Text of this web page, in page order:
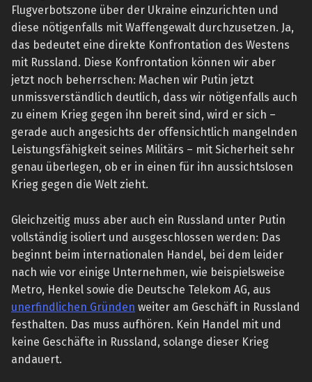
Flugverbotszone über der Ukraine einzurichten und
diese nötigenfalls mit Waffengewalt durchzusetzen. Ja,
das bedeutet eine direkte Konfrontation des Westens
mit Russland. Diese Konfrontation können wir aber
jetzt noch beherrschen: Machen wir Putin jetzt
unmissverständlich deutlich, dass wir nötigenfalls auch
zu einem Krieg gegen ihn bereit sind, wird er sich –
gerade auch angesichts der offensichtlich mangelnden
Leistungsfähigkeit seines Militärs – mit Sicherheit sehr
genau überlegen, ob er in einen für ihn aussichtslosen
Krieg gegen die Welt zieht.
Gleichzeitig muss aber auch ein Russland unter Putin
vollständig isoliert und ausgeschlossen werden: Das
beginnt beim internationalen Handel, bei dem leider
nach wie vor einige Unternehmen, wie beispielsweise
Metro, Henkel sowie die Deutsche Telekom AG, aus
unerfindlichen Gründen weiter am Geschäft in Russland
festhalten. Das muss aufhören. Kein Handel mit und
keine Geschäfte in Russland, solange dieser Krieg
andauert.